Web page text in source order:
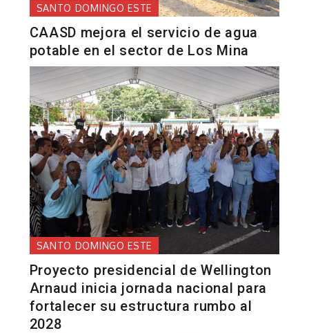
SANTO DOMINGO ESTE
CAASD mejora el servicio de agua
potable en el sector de Los Mina
SANTO DOMINGO ESTE
Proyecto presidencial de Wellington
Arnaud inicia jornada nacional para
fortalecer su estructura rumbo al
2028